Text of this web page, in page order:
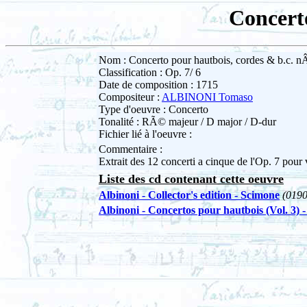
Nom : Concerto pour hautbois, cordes & b.c.
Classification : Op. 7/ 6
Date de composition : 1715
Compositeur : ALBINONI Tomaso
Type d'oeuvre : Concerto
Tonalité : RÃ© majeur / D major / D-dur
Fichier lié à l'oeuvre :
Commentaire :
Extrait des 12 concerti a cinque de l'Op. 7
Liste des cd contenant cette oeuvre
Albinoni - Collector's edition - Scimone
Albinoni - Concertos pour hautbois (Vol. 3)